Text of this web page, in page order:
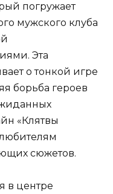
погружает
мужского клуба
Эта
о тонкой игре
борьба героев
«Клятвы
сюжетов.
в центре